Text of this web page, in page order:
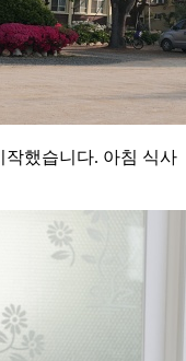
작했습니다. 아침 식사